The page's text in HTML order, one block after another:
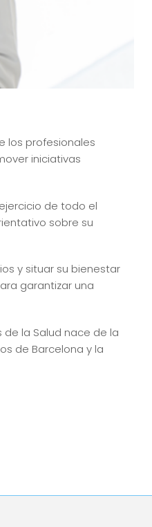
los profesionales
iniciativas
de todo el
sobre su
y situar su bienestar
garantizar una
la Salud nace de la
de Barcelona y la